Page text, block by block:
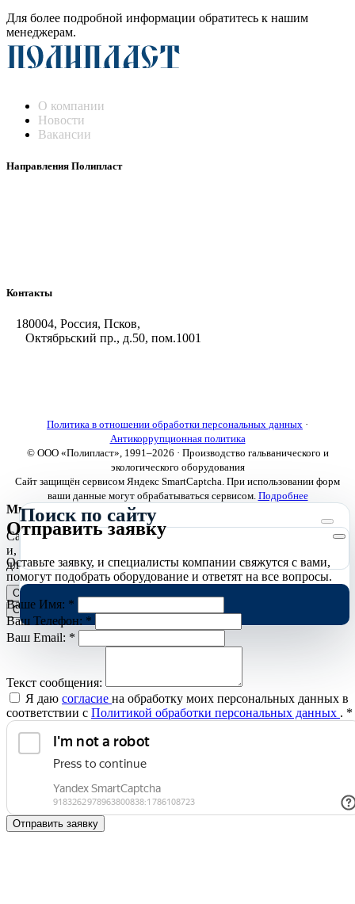
Для более подробной информации обратитесь к нашим
менеджерам.
О компании
Новости
Вакансии
Направления Полипласт
Контакты
180004, Россия, Псков,
Октябрьский пр., д.50, пом.1001
Политика в отношении обработки персональных данных ·
Антикоррупционная политика
© ООО «Полипласт», 1991–2026 · Производство гальванического и
экологического оборудования
Сайт защищён сервисом Яндекс SmartCaptcha. При использовании форм
ваши данные могут обрабатываться сервисом. Подробнее
Поиск по сайту
Отправить заявку
Оставьте заявку, и специалисты компании свяжутся с вами,
помогут подобрать оборудование и ответят на все вопросы.
Ваше Имя: *
Ваш Телефон: *
Ваш Email: *
Текст сообщения:
Я даю согласие на обработку моих персональных данных в
соответствии с Политикой обработки персональных данных . *
Отправить заявку
Мы используем cookies
Сайт использует необходимые cookies для корректной работы
и, с вашего согласия, аналитические cookies Яндекс.Метрики
для улучшения сайта.Подробнее
Отклонить
Cookies